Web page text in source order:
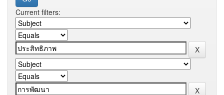
Current filters: